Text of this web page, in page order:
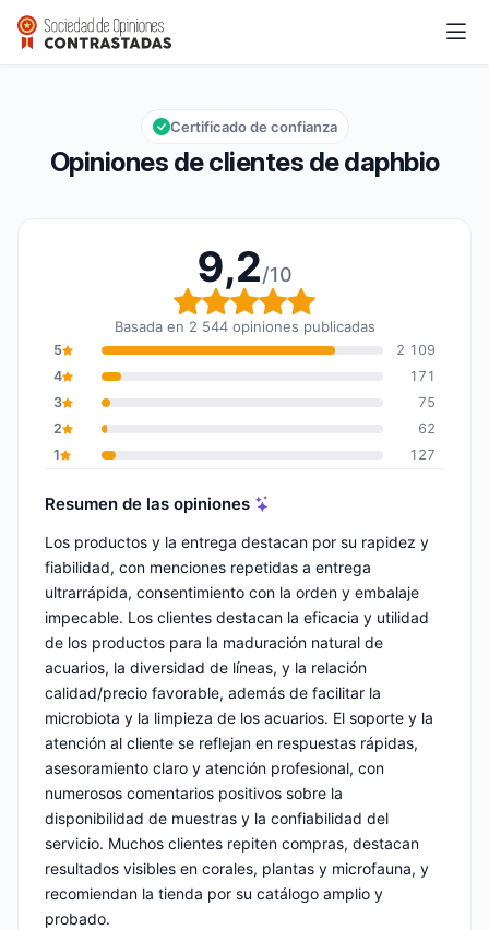
daphbio
Calificación global: 9,2 de 10
9,2/10
Opiniones de clientes de daphbio
Certificado de confianza
9,2/10
Calificación global: 9,2
Basada en 2 544 opiniones publicadas
5
2 109
4
171
3
75
2
62
1
127
Resumen de las opiniones
Los productos y la entrega destacan por su rapidez y
fiabilidad, con menciones repetidas a entrega
ultrarrápida, consentimiento con la orden y embalaje
impecable. Los clientes destacan la eficacia y utilidad
de los productos para la maduración natural de
acuarios, la diversidad de líneas, y la relación
calidad/precio favorable, además de facilitar la
microbiota y la limpieza de los acuarios. El soporte y la
atención al cliente se reflejan en respuestas rápidas,
asesoramiento claro y atención profesional, con
numerosos comentarios positivos sobre la
disponibilidad de muestras y la confiabilidad del
servicio. Muchos clientes repiten compras, destacan
resultados visibles en corales, plantas y microfauna, y
recomiendan la tienda por su catálogo amplio y
probado.